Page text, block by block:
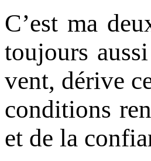
C’est ma
toujours
vent, dérive
conditions
et de la